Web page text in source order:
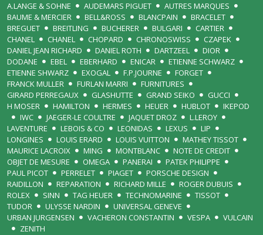
A.LANGE & SOHNE AUDEMARS PIGUET
AUTRES MARQUES
BAUME & MERCIER
BELL&ROSS BLANCPAIN
BRACELET
BREGUET
BREITLING BUCHERER BULGARI
CARTIER
CHANEL
CHANEL CHOPARD CHRONOSWISS
CZAPEK
DANIEL JEAN RICHARD
DANIEL ROTH DARTZEEL
DIOR
DODANE
EBEL EBERHARD ENICAR
ETIENNE SCHWARZ
ETIENNE SHWARZ
EXOGAL F.P.JOURNE
FORGET
FRANCK MULLER
FURLAN MARRI
FURNITURES
GIRARD PERREGAUX
GLASHUTTE GRAND SEIKO
GUCCI
H MOSER
HAMILTON HERMES HEUER HUBLOT
IKEPOD
IWC
JAEGER-LE COULTRE JAQUET DROZ
L.LEROY
LAVENTURE
LEBOIS & CO LEONIDAS LEXUS
LIP
LONGINES
LOUIS ERARD LOUIS VUITTON
MATHEY TISSOT
MAURICE LACROIX
MING MONTBLANC
NOTE DE CREDIT
OBJET DE MESURE
OMEGA PANERAI
PATEK PHILIPPE
PAUL PICOT
PERRELET PIAGET
PORSCHE DESIGN
RAIDILLON
REPARATION RICHARD MILLE
ROGER DUBUIS
ROLEX
SINN TAG HEUER TECHNOMARINE
TISSOT
TUDOR
ULYSSE NARDIN
UNIVERSAL GENEVE
URBAN JURGENSEN
VACHERON CONSTANTIN VESPA
VULCAIN
ZENITH